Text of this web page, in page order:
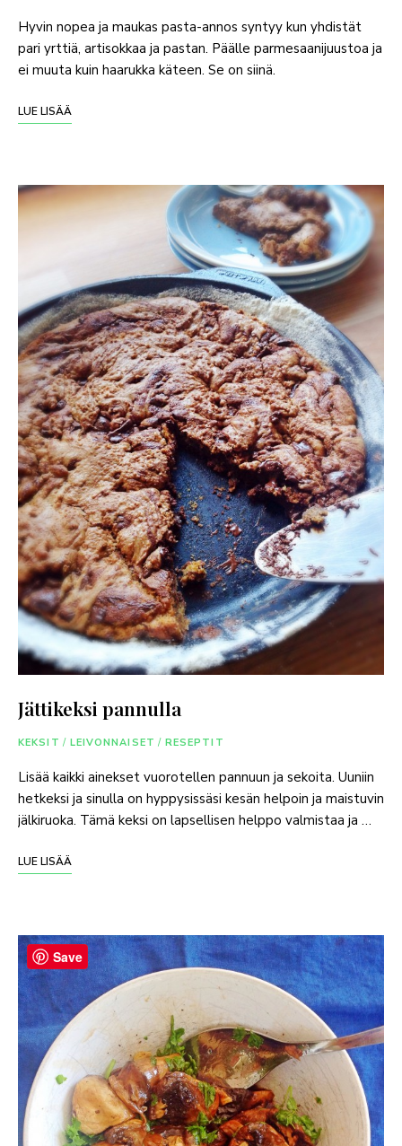
Hyvin nopea ja maukas pasta-annos syntyy kun yhdistät
pari yrttiä, artisokkaa ja pastan. Päälle parmesaanijuustoa ja
ei muuta kuin haarukka käteen. Se on siinä.
LUE LISÄÄ
Jättikeksi pannulla
KEKSIT / LEIVONNAISET / RESEPTIT
Lisää kaikki ainekset vuorotellen pannuun ja sekoita. Uuniin
hetkeksi ja sinulla on hyppysissäsi kesän helpoin ja maistuvin
jälkiruoka. Tämä keksi on lapsellisen helppo valmistaa ja …
LUE LISÄÄ
Save